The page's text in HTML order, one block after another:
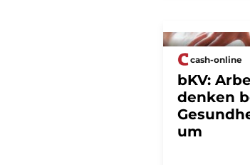
cash-online
bKV:
denken
um